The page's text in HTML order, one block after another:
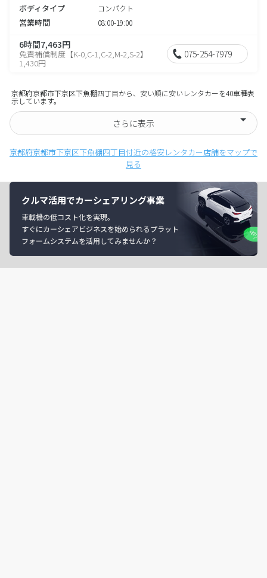
ボディタイプ コンパクト
営業時間 08:00-19:00
6時間7,463円
免責補償制度【K-0,C-1,C-2,M-2,S-2】
1,430円
075-254-7979
京都府京都市下京区下魚棚四丁目から、安い順に安いレンタカーを40車種表
示しています。
さらに表示
京都府京都市下京区下魚棚四丁目付近の格安レンタカー店舗をマップで
見る
クルマ活用でカーシェアリング事業
車載機の低コスト化を実現。
すぐにカーシェアビジネスを始められるプラット
フォームシステムを活用してみませんか？